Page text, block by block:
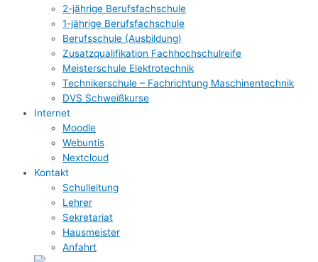
2-jährige Berufsfachschule
1-jährige Berufsfachschule
Berufsschule (Ausbildung)
Zusatzqualifikation Fachhochschulreife
Meisterschule Elektrotechnik
Technikerschule – Fachrichtung Maschinentechnik
DVS Schweißkurse
Internet
Moodle
Webuntis
Nextcloud
Kontakt
Schulleitung
Lehrer
Sekretariat
Hausmeister
Anfahrt